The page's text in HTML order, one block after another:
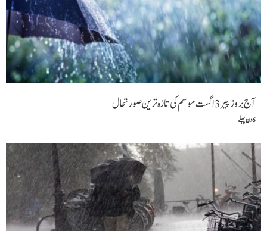
آج بروز پیر 3 اگست موسم کی تازہ ترین صورتحال
6 دن پہلے